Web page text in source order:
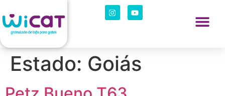
Estado: Goiás